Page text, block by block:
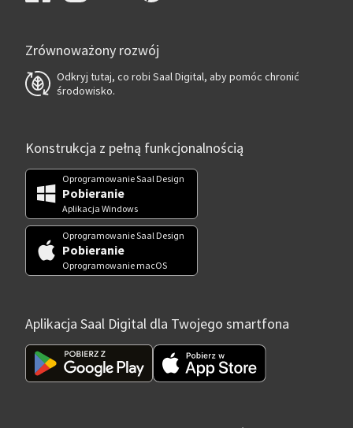
Zrównoważony rozwój
Odkryj tutaj, co robi Saal Digital, aby pomóc chronić
środowisko.
Konstrukcja z pełną funkcjonalnością
Oprogramowanie Saal Design
Pobieranie
Aplikacja Windows
Oprogramowanie Saal Design
Pobieranie
Oprogramowanie macOS
Aplikacja Saal Digital dla Twojego smartfona